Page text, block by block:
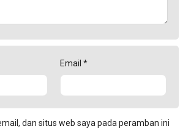
Email *
dan situs web saya pada peramban ini